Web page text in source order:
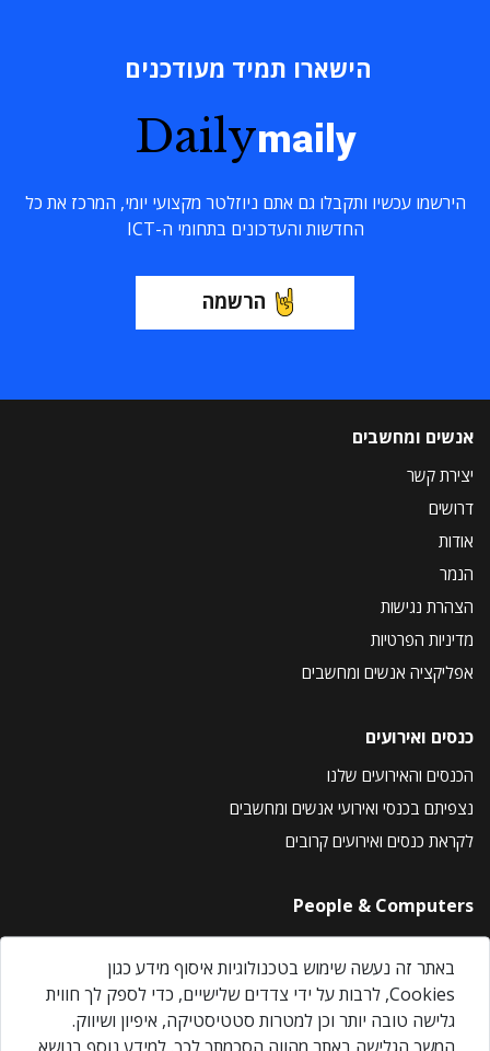
הישארו תמיד מעודכנים
Dailymaily
הירשמו עכשיו ותקבלו גם אתם ניוזלטר מקצועי יומי, המרכז את כל
החדשות והעדכונים בתחומי ה-ICT
הרשמה
אנשים ומחשבים
יצירת קשר
דרושים
אודות
הנמר
הצהרת נגישות
מדיניות הפרטיות
אפליקציה אנשים ומחשבים
כנסים ואירועים
הכנסים והאירועים שלנו
נצפיתם בכנסי ואירועי אנשים ומחשבים
לקראת כנסים ואירועים קרובים
People & Computers
About Us
Privacy Policy
Contact Us
Our Events
באתר זה נעשה שימוש בטכנולוגיות איסוף מידע כגון
Cookies, לרבות על ידי צדדים שלישיים, כדי לספק לך חווית
גלישה טובה יותר וכן למטרות סטטיסטיקה, איפיון ושיווק.